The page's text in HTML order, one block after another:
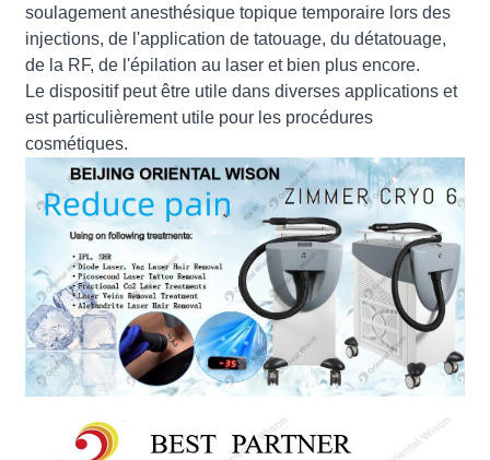
soulagement anesthésique topique temporaire lors des
injections, de l'application de tatouage, du détatouage,
de la RF, de l'épilation au laser et bien plus encore.
Le dispositif peut être utile dans diverses applications et
est particulièrement utile pour les procédures
cosmétiques.